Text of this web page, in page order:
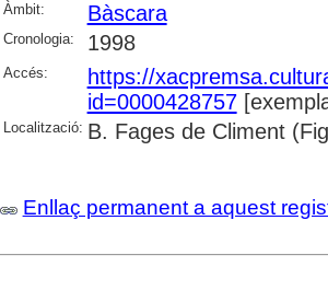
Àmbit:
Bàscara
Cronologia: 1998
Accés:
https://
id=0000428757
Localització: B. Fages de Climent
Enllaç permanent a aquest